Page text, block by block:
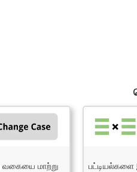
வகையை மாற்று